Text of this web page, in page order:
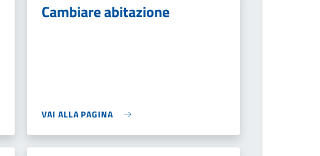
Cambiare abitazione
VAI ALLA PAGINA